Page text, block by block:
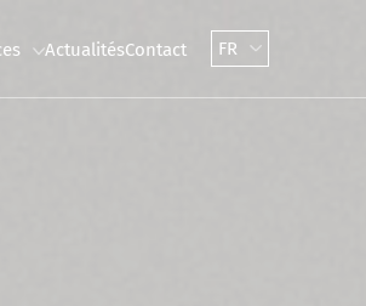
ActualitésContact FR